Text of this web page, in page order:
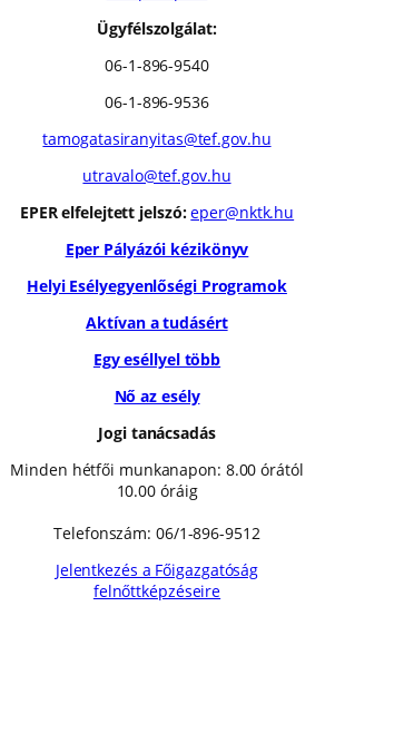
Ügyfélszolgálat:
06-1-896-9540
06-1-896-9536
tamogatasiranyitas@tef.gov.hu
utravalo@tef.gov.hu
EPER elfelejtett jelszó: eper@nktk.hu
Eper Pályázói kézikönyv
Helyi Esélyegyenlőségi Programok
Aktívan a tudásért
Egy eséllyel több
Nő az esély
Jogi tanácsadás
Minden hétfői munkanapon: 8.00 órától
10.00 óráig
Telefonszám: 06/1-896-9512
Jelentkezés a Főigazgatóság
felnőttképzéseire